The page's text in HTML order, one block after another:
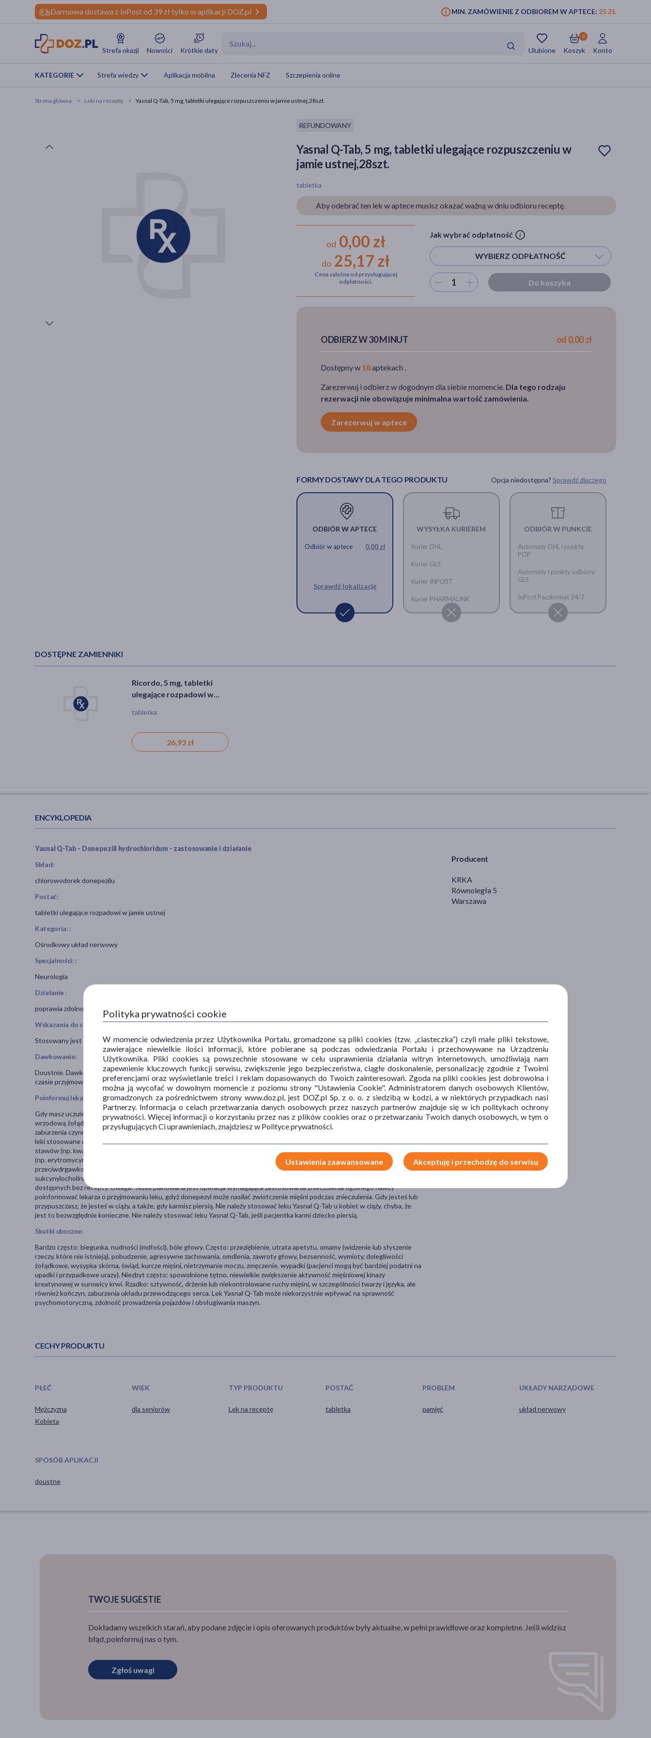
Darmowa dostawa z InPost od 39 zł tylko w aplikacji DOZ.pl MIN. ZAMÓWIENIE Z ODBIOREM W APTECE: 25 ZŁ
Strefa okazji Nowości Krótkie daty Ulubione Koszyk
0
Konto
KATEGORIE Strefa wiedzy Aplikacja mobilna Zlecenia NFZ Szczepienia online
Strona główna Leki na receptę Yasnal Q-Tab, 5 mg, tabletki ulegające rozpuszczeniu w jamie ustnej,28szt.
REFUNDOWANY
Yasnal Q-Tab, 5 mg, tabletki ulegające rozpuszczeniu w
jamie ustnej,28szt.
tabletka
Aby odebrać ten lek w aptece musisz okazać ważną w dniu odbioru receptę.
od 0,00 zł
do 25,17 zł
Cena zależna od przysługującej
odpłatności.
Jak wybrać odpłatność
WYBIERZ ODPŁATNOŚĆ
Wybierz odpłatność
Wybierz ilość Do koszyka
ODBIERZ W 30 MINUT od 0,00 zł
Dostępny w 18aptekach .
Zarezerwuj i odbierz w dogodnym dla siebie momencie. Dla tego rodzaju
rezerwacji nie obowiązuje minimalna wartość zamówienia.
Zarezerwuj w aptece
FORMY DOSTAWY DLA TEGO PRODUKTU Opcja niedostępna? Sprawdź dlaczego
ODBIÓR W APTECE
Odbiór w aptece 0,00 zł
Sprawdź lokalizację
WYSYŁKA KURIEREM
Kurier DHL
Kurier GLS
Kurier INPOST
Kurier PHARMALINK
ODBIÓR W PUNKCIE
Automaty DHL i punkty
POP
Automaty i punkty odbioru
GLS
InPost Paczkomat 24/7
DOSTĘPNE ZAMIENNIKI
Ricordo, 5 mg, tabletki
ulegające rozpadowi w
tabletka
26,93 zł
ENCYKLOPEDIA
Yasnal Q-Tab - Donepezili hydrochloridum - zastosowanie i działanie
Skład:
chlorowodorek donepezilu
Postać:
tabletki ulegające rozpadowi w jamie ustnej
Kategoria: :
Ośrodkowy układ nerwowy
Specjalności: :
Neurologia
Działanie :
poprawia zdolności poznawcze
Wskazania do stosowania:
Stosowany jest w objawowym leczeniu łagodnej do średnio ciężkiej choroby Alzheimera.
Dawkowanie:
Doustnie. Dawkę i częstotliwość stosowania leku ustala lekarz. Pokarm nie wpływa na działanie leku Yasnal Q-Tab. Uwaga! W
czasie przyjmowania leku Yasnal Q-Tab nie należy spożywać alkoholu, ponieważ alkohol może zmniejszać skuteczność leku.
Poinformuj lekarza:
Gdy masz uczulenie na chlorowodorek donepezylu, pochodne piperydyny lub jakąkolwiek substancję pomocniczą leku, chorobę
wrzodową żołądka lub dwunastnicy, skłonność do drgawek, choroby serca, astmę oskrzelową lub inne długotrwałe choroby płuc,
zaburzenia czynności wątroby i/lub nerek, trudności w oddawaniu moczu, nietolerancję niektórych cukrów. Gdy stosujesz inne
leki stosowane do leczenia choroby Alzheimera (np. galantamina), leki przeciwbólowe lub leki stosowane do leczenia zapalenia
stawów (np. kwas acetylosalicylowy, ibuprofen lub diklofenak sodowy), leki przeciwcholinergiczne (np.tolterodyna), antybiotyki
(np. erytromycyna i ryfampicyna), leki przeciwgrzybiczne (np. ketokonazol), leki przeciwdepresyjne (np. fluoksetyna), leki
przeciwdrgawkowe (np. fenytoina, karbamazepina) leki stosowane w chorobach serca, leki zwiotczające mięśnie (np. diazepam,
sukcynylocholina). Ponadto należy poinformować lekarza o wszystkich aktualnie lub ostatnio przyjmowanych lekach, nawet tych
dostępnych bez recepty. Uwaga! Jeżeli planowana jest operacja wymagająca zastosowania znieczulenia ogólnego należy
poinformować lekarza o przyjmowaniu leku, gdyż donepezyl może nasilać zwiotczenie mięśni podczas znieczulenia. Gdy jesteś lub
przypuszczasz, że jesteś w ciąży, a także, gdy karmisz piersią. Nie należy stosować leku Yasnal Q-Tab u kobiet w ciąży, chyba, że
jest to bezwzględnie konieczne. Nie należy stosować leku Yasnal Q-Tab, jeśli pacjentka karmi dziecko piersią.
Skutki uboczne:
Bardzo często: biegunka, nudności (mdłości), bóle głowy. Często: przeziębienie, utrata apetytu, omamy (widzenie lub słyszenie
rzeczy, które nie istnieją), pobudzenie, agresywne zachowania, omdlenia, zawroty głowy, bezsenność, wymioty, dolegliwości
żołądkowe, wysypka skórna, świąd, kurcze mięśni, nietrzymanie moczu, zmęczenie, wypadki (pacjenci mogą być bardziej podatni na
upadki i przypadkowe urazy). Niezbyt często: spowolnione tętno, niewielkie zwiększenie aktywność mięśniowej kinazy
kreatynowej w surowicy krwi. Rzadko: sztywność, drżenie lub niekontrolowane ruchy mięśni, w szczególności twarzy i języka, ale
również kończyn, zaburzenia układu przewodzącego serca. Lek Yasnal Q-Tab może niekorzystnie wpływać na sprawność
psychomotoryczną, zdolność prowadzenia pojazdów i obsługiwania maszyn.
Producent
KRKA
Równoległa 5
Warszawa
CECHY PRODUKTU
PŁEĆ
Mężczyzna
Kobieta
WIEK
dla seniorów
TYP PRODUKTU
Lek na receptę
POSTAĆ
tabletka
PROBLEM
pamięć
UKŁADY NARZĄDOWE
układ nerwowy
SPOSÓB APLIKACJI
doustne
TWOJE SUGESTIE
Dokładamy wszelkich starań, aby podane zdjęcie i opis oferowanych produktów były aktualne, w pełni prawidłowe oraz kompletne. Jeśli widzisz
błąd, poinformuj nas o tym.
Zgłoś uwagi
Polityka prywatności cookie
W momencie odwiedzenia przez Użytkownika Portalu, gromadzone są pliki cookies (tzw. „ciasteczka”) czyli małe pliki tekstowe,
zawierające niewielkie ilości informacji, które pobierane są podczas odwiedzania Portalu i przechowywane na Urządzeniu
Użytkownika. Pliki cookies są powszechnie stosowane w celu usprawnienia działania witryn internetowych, umożliwiają nam
zapewnienie kluczowych funkcji serwisu, zwiększenie jego bezpieczeństwa, ciągłe doskonalenie, personalizację zgodnie z Twoimi
preferencjami oraz wyświetlanie treści i reklam dopasowanych do Twoich zainteresowań. Zgoda na pliki cookies jest dobrowolna i
można ją wycofać w dowolnym momencie z poziomu strony "Ustawienia Cookie". Administratorem danych osobowych Klientów,
gromadzonych za pośrednictwem strony www.doz.pl, jest DOZ.pl Sp. z o. o. z siedzibą w Łodzi, a w niektórych przypadkach nasi
Partnerzy. Informacja o celach przetwarzania danych osobowych przez naszych partnerów znajduje się w ich politykach ochrony
prywatności. Więcej informacji o korzystaniu przez nas z plików cookies oraz o przetwarzaniu Twoich danych osobowych, w tym o
przysługujących Ci uprawnieniach, znajdziesz w Polityce prywatności.
Ustawienia zaawansowane Akceptuję i przechodzę do serwisu